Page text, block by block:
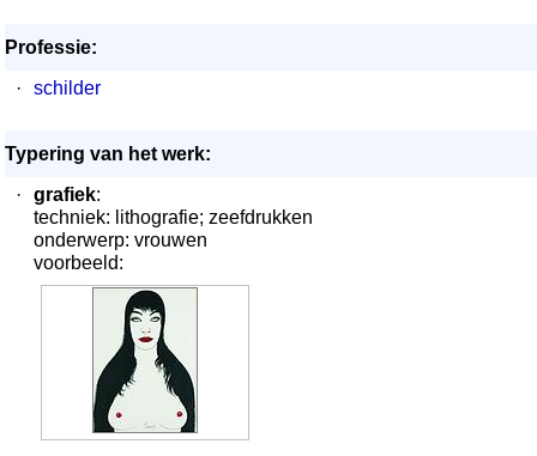
Professie:
·
schilder
Typering van het werk:
·
grafiek:
techniek: lithografie; zeefdrukken
onderwerp: vrouwen
voorbeeld: